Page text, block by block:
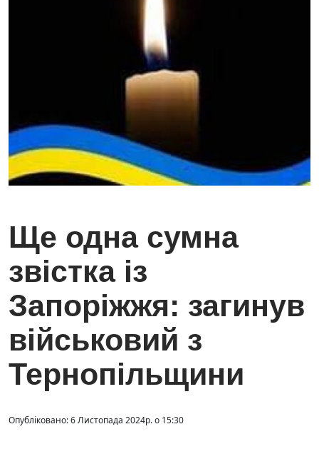
Ще одна сумна
звістка із
Запоріжжя: загинув
військовий з
Тернопільщини
Опубліковано: 6 Листопада 2024р. о 15:30